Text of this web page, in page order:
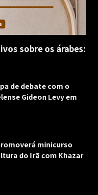
sobre os árabes:
de debate com o
Gideon Levy em
minicurso
do Irã com Khazar